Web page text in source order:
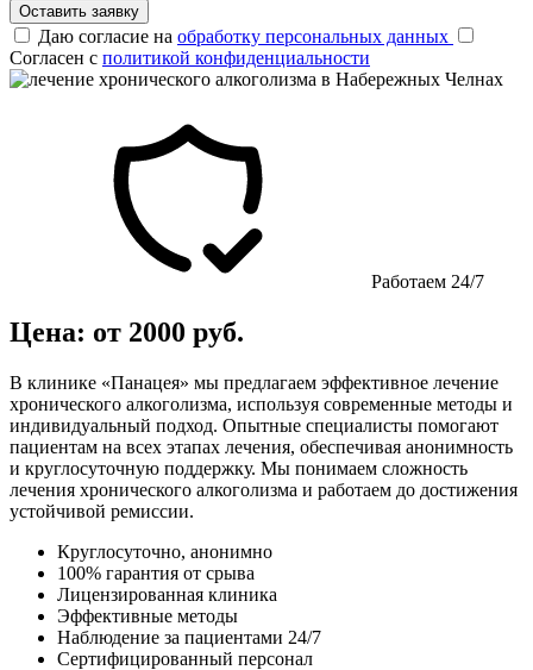
Оставить заявку
Даю согласие на обработку персональных данных
Согласен с политикой конфиденциальности
Работаем 24/7
Цена: от 2000 руб.
В клинике «Панацея» мы предлагаем эффективное лечение
хронического алкоголизма, используя современные методы и
индивидуальный подход. Опытные специалисты помогают
пациентам на всех этапах лечения, обеспечивая анонимность
и круглосуточную поддержку. Мы понимаем сложность
лечения хронического алкоголизма и работаем до достижения
устойчивой ремиссии.
Круглосуточно, анонимно
100% гарантия от срыва
Лицензированная клиника
Эффективные методы
Наблюдение за пациентами 24/7
Сертифицированный персонал